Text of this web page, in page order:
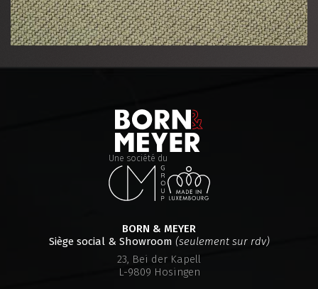
Une société du
BORN & MEYER
Siège social & Showroom (seulement sur rdv)
23, Bei der Kapell
L-9809 Hosingen